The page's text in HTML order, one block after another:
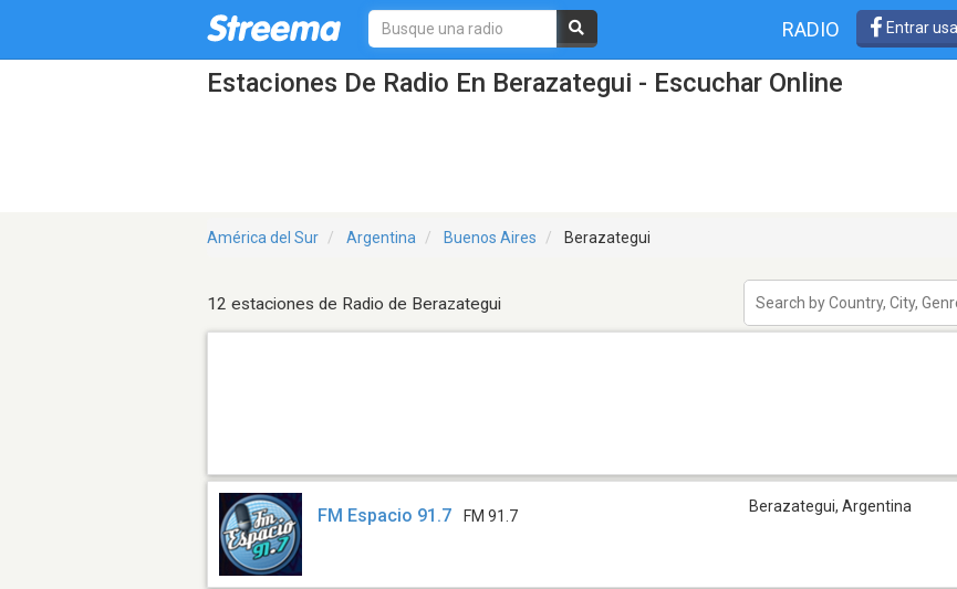
RADIO Entrar
Estaciones De Radio En Berazategui - Escuchar Online
América del Sur Argentina Buenos Aires Berazategui
12 estaciones de Radio de Berazategui
FM Espacio 91.7 FM 91.7
Berazategui, Argentina